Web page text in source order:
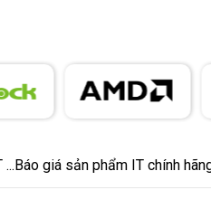
Báo giá sản phẩm IT chính